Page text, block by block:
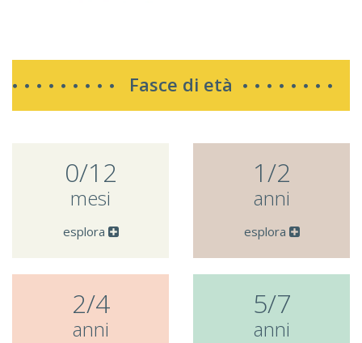
Fasce di età
0/12
mesi
esplora
1/2
anni
esplora
2/4
anni
5/7
anni